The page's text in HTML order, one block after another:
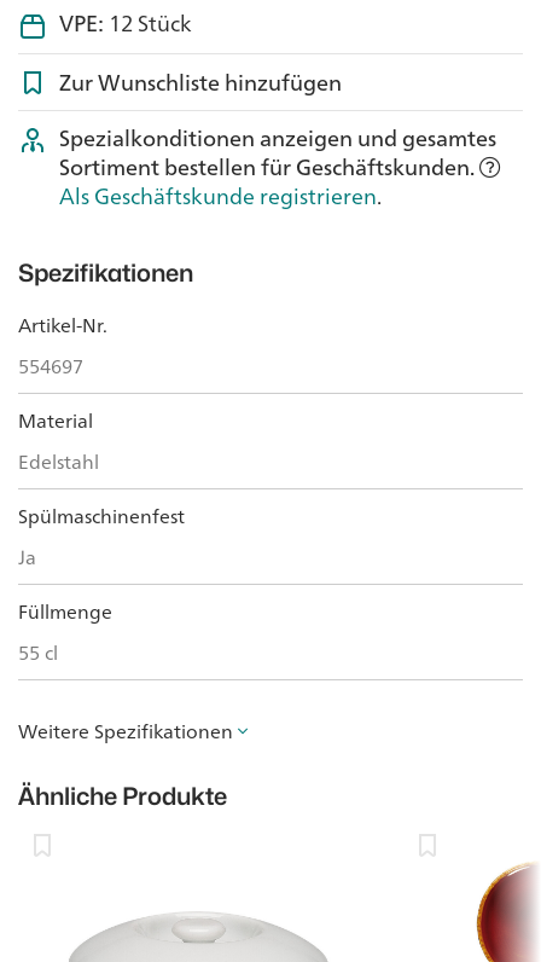
VPE: 12 Stück
Zur Wunschliste hinzufügen
Spezialkonditionen anzeigen und gesamtes
Sortiment bestellen für Geschäftskunden.
Als Geschäftskunde registrieren.
Spezifikationen
Artikel-Nr.
554697
Material
Edelstahl
Spülmaschinenfest
Ja
Füllmenge
55 cl
Weitere Spezifikationen
Ähnliche Produkte